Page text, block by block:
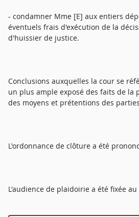
- condamner Mme [E] aux entiers
éventuels frais d'exécution de la
d'huissier de justice.
Conclusions auxquelles la cour se
un plus ample exposé des faits de la
des moyens et prétentions des
L'ordonnance de clôture a été
L'audience de plaidoirie a été fixée